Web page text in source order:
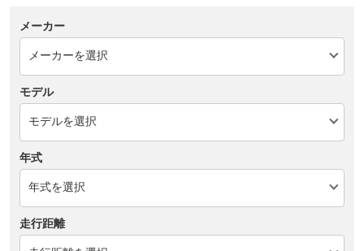
メーカー
モデル
年式
走行距離